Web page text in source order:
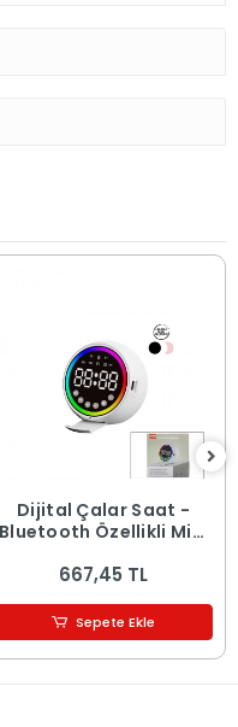
Dijital Çalar Saat -
Bluetooth Özellikli Mini
Işıklı
667,45 TL
Sepete Ekle